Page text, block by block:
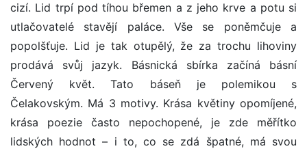
cizí. Lid trpí pod tíhou břemen a z jeho krve a potu si
utlačovatelé stavějí paláce. Vše se poněmčuje a
popolšťuje. Lid je tak otupělý, že za trochu lihoviny
prodává svůj jazyk. Básnická sbírka začíná básní
Červený květ. Tato báseň je polemikou s
Čelakovským. Má 3 motivy. Krása květiny opomíjené,
krása poezie často nepochopené, je zde měřítko
lidských hodnot – i to, co se zdá špatné, má svou